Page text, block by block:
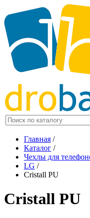
Главная /
Каталог /
Чехлы для
LG /
Cristall PU
Cristall PU